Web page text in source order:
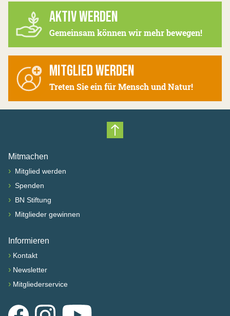
AKTIV WERDEN
Gemeinsam können wir mehr bewegen!
MITGLIED WERDEN
Treten Sie ein für Mensch und Natur!
Nach oben scrollen
Mitmachen
› Mitglied werden
› Spenden
› BN Stiftung
› Mitglieder gewinnen
Informieren
› Kontakt
› Newsletter
› Mitgliederservice
FacebookInstagramYouTube